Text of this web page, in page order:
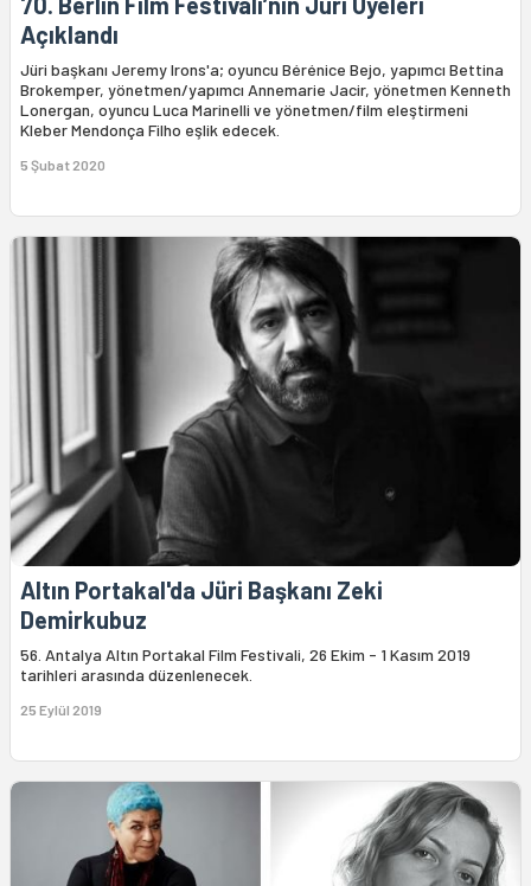
Açıklandı
Jüri başkanı Jeremy Irons'a; oyuncu Bérénice Bejo, yapımcı Bettina
Brokemper, yönetmen/yapımcı Annemarie Jacir, yönetmen Kenneth
Lonergan, oyuncu Luca Marinelli ve yönetmen/film eleştirmeni
Kleber Mendonça Filho eşlik edecek.
5 Şubat 2020
Altın Portakal'da Jüri Başkanı Zeki
Demirkubuz
56. Antalya Altın Portakal Film Festivali, 26 Ekim - 1 Kasım 2019
tarihleri arasında düzenlenecek.
25 Eylül 2019